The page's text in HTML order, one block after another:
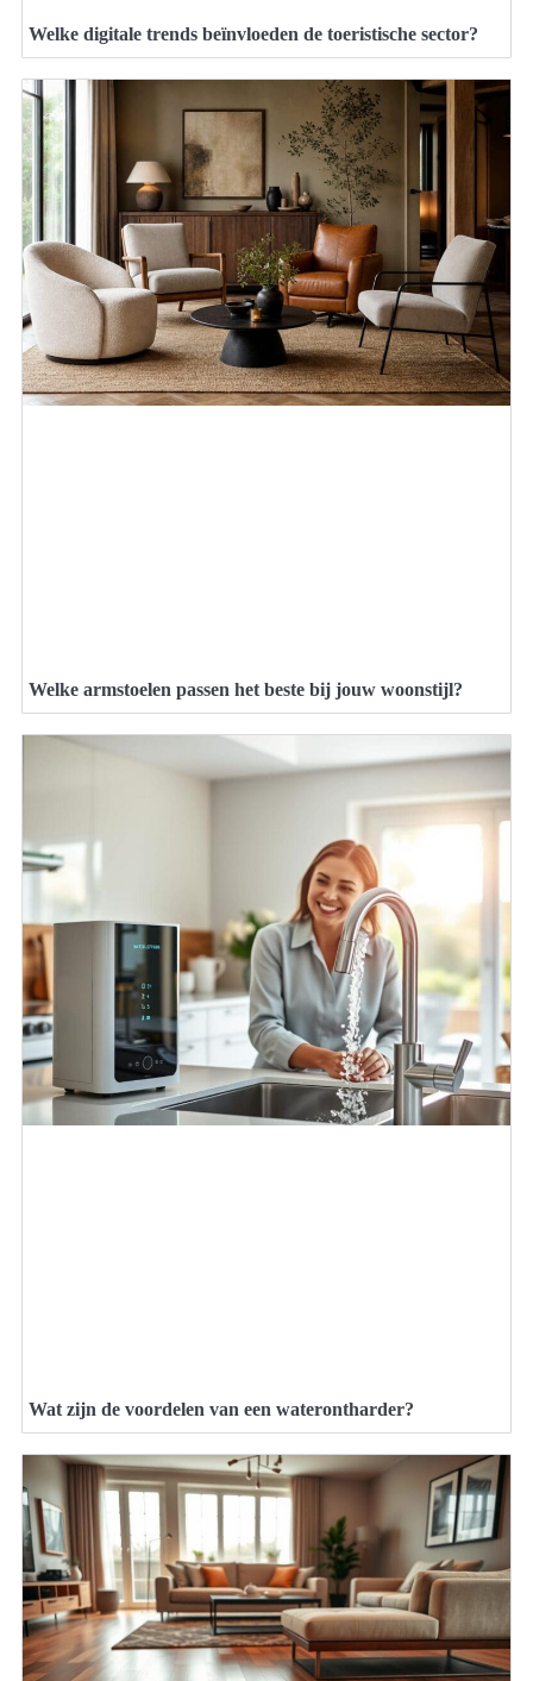
Welke digitale trends beïnvloeden de toeristische sector?
Welke armstoelen passen het beste bij jouw woonstijl?
Wat zijn de voordelen van een waterontharder?